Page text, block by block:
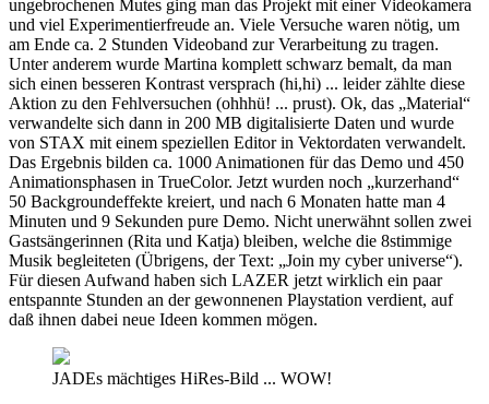
ungebrochenen Mutes ging man das Projekt mit einer Videokamera
und viel Experimentierfreude an. Viele Versuche waren nötig, um
am Ende ca. 2 Stunden Videoband zur Verarbeitung zu tragen.
Unter anderem wurde Martina komplett schwarz bemalt, da man
sich einen besseren Kontrast versprach (hi,hi) ... leider zählte diese
Aktion zu den Fehlversuchen (ohhhü! ... prust). Ok, das „Material“
verwandelte sich dann in 200 MB digitalisierte Daten und wurde
von STAX mit einem speziellen Editor in Vektordaten verwandelt.
Das Ergebnis bilden ca. 1000 Animationen für das Demo und 450
Animationsphasen in TrueColor. Jetzt wurden noch „kurzerhand“
50 Backgroundeffekte kreiert, und nach 6 Monaten hatte man 4
Minuten und 9 Sekunden pure Demo. Nicht unerwähnt sollen zwei
Gastsängerinnen (Rita und Katja) bleiben, welche die 8stimmige
Musik begleiteten (Übrigens, der Text: „Join my cyber universe“).
Für diesen Aufwand haben sich LAZER jetzt wirklich ein paar
entspannte Stunden an der gewonnenen Playstation verdient, auf
daß ihnen dabei neue Ideen kommen mögen.
JADEs mächtiges HiRes-Bild ... WOW!